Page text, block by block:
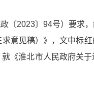
〔2023〕94号）要求
意见稿）》，文中标红
《淮北市人民政府关